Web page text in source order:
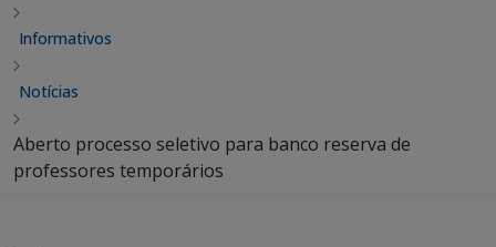
Informativos
Notícias
Aberto processo seletivo para banco reserva de
professores temporários